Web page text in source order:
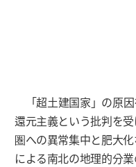
「超土建国家」の原
還元主義という批判を
圏への異常集中と肥大
による南北の地理的分